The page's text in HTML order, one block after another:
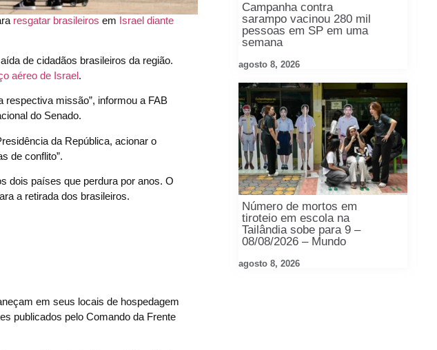
resgatar brasileiros em Israel diante
de cidadãos brasileiros da região.
aéreo de Israel.
respectiva missão”, informou a FAB
do Senado.
da República, acionar o
de conflito”.
dois países que perdura por anos. O
a retirada dos brasileiros.
em seus locais de hospedagem
publicados pelo Comando da Frente
Campanha contra
sarampo vacinou 280 mil
pessoas em SP em uma
semana
agosto 8, 2026
Número de mortos em
tiroteio em escola na
Tailândia sobe para 9 –
08/08/2026 – Mundo
agosto 8, 2026